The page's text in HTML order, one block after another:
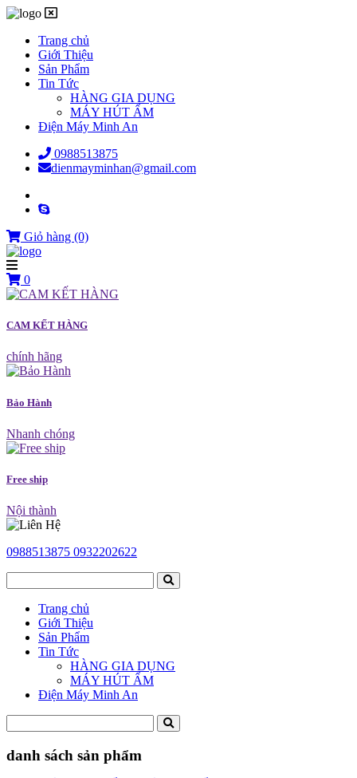
Trang chủ
Giới Thiệu
Sản Phẩm
Tin Tức
HÀNG GIA DỤNG
MÁY HÚT ẨM
Điện Máy Minh An
0988513875
dienmayminhan@gmail.com
Giỏ hàng (0)
0
CAM KẾT HÀNG
chính hãng
Bảo Hành
Nhanh chóng
Free ship
Nội thành
0988513875 0932202622
Trang chủ
Giới Thiệu
Sản Phẩm
Tin Tức
HÀNG GIA DỤNG
MÁY HÚT ẨM
Điện Máy Minh An
danh sách sản phẩm